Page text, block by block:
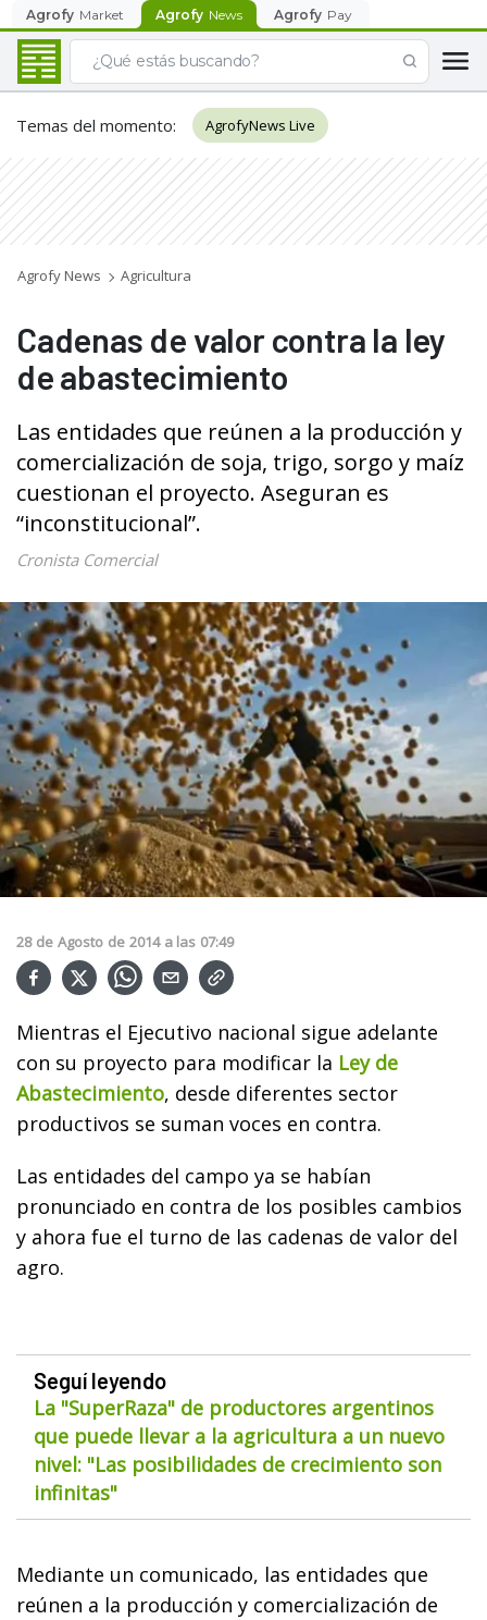
Agrofy Market Agrofy News Agrofy Pay
Temas del momento: AgrofyNews Live
Agrofy News Agricultura
Cadenas de valor contra la ley
de abastecimiento
Las entidades que reúnen a la producción y
comercialización de soja, trigo, sorgo y maíz
cuestionan el proyecto. Aseguran es
“inconstitucional”.
Cronista Comercial
28 de Agosto de 2014 a las 07:49
Mientras el Ejecutivo nacional sigue adelante
con su proyecto para modificar la Ley de
Abastecimiento, desde diferentes sector
productivos se suman voces en contra.
Las entidades del campo ya se habían
pronunciado en contra de los posibles cambios
y ahora fue el turno de las cadenas de valor del
agro.
Seguí leyendo
La "SuperRaza" de productores argentinos
que puede llevar a la agricultura a un nuevo
nivel: "Las posibilidades de crecimiento son
infinitas"
Mediante un comunicado, las entidades que
reúnen a la producción y comercialización de